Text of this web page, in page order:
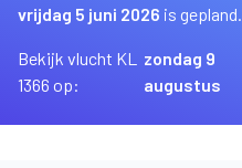
vrijdag 5 juni 2026 is gepland.
Bekijk vlucht KL
1366 op:
zondag 9
augustus